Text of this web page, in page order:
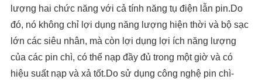
lượng hai chức năng với cả tính năng tụ điện lẫn pin.Do
đó, nó không chỉ lợi dụng năng lượng hiện thời và bộ sạc
lớn các siêu nhân, mà còn lợi dụng lợi ích năng lượng
của các pin chì, có thể nạp đầy đủ trong một giờ và có
hiệu suất nạp và xả tốt.Do sử dụng công nghệ pin chì-